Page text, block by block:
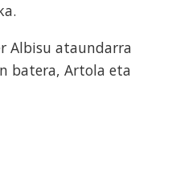
Albisu ataundarra
batera, Artola eta